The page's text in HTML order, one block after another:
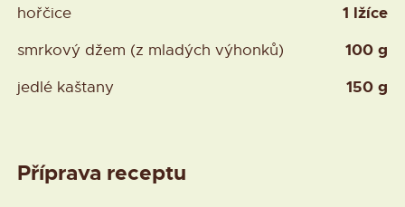
hořčice 1 lžíce
smrkový džem (z mladých výhonků) 100 g
jedlé kaštany 150 g
Příprava receptu